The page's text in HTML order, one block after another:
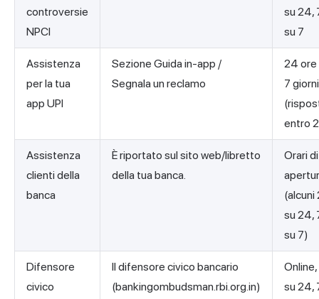
controversie
NPCI
su 24,
su 7
Assistenza
per la tua
app UPI
Sezione Guida in-app /
Segnala un reclamo
24 ore
7
entro
Assistenza
clienti della
banca
È riportato sul sito web/libretto
della tua banca.
Orari di
su 24,
su 7)
Difensore
civico
Il difensore civico bancario
(bankingombudsman.rbi.org.in)
su 24,